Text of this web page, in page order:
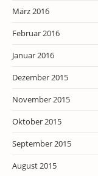
März 2016
Februar 2016
Januar 2016
Dezember 2015
November 2015
Oktober 2015
September 2015
August 2015